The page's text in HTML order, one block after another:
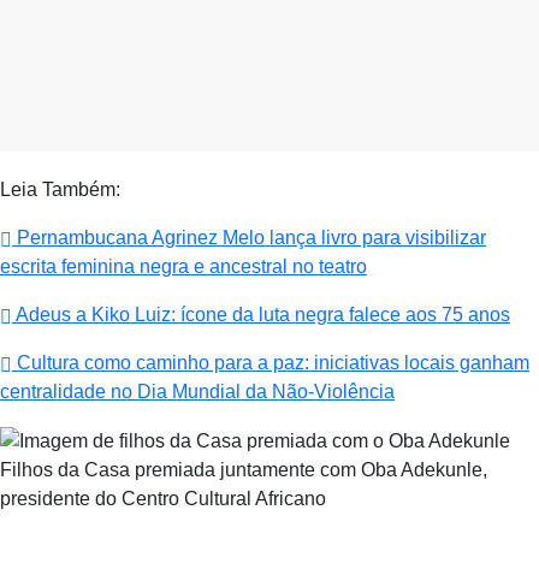
Leia Também:
Pernambucana Agrinez Melo lança livro para visibilizar
escrita feminina negra e ancestral no teatro
Adeus a Kiko Luiz: ícone da luta negra falece aos 75 anos
Cultura como caminho para a paz: iniciativas locais ganham
centralidade no Dia Mundial da Não-Violência
Filhos da Casa premiada juntamente com Oba Adekunle,
presidente do Centro Cultural Africano